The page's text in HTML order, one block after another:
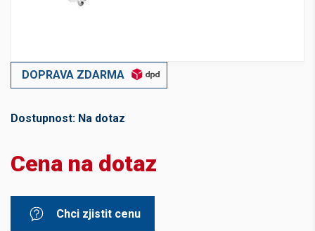
DOPRAVA ZDARMA
Dostupnost: Na dotaz
Cena na dotaz
Chci zjistit cenu